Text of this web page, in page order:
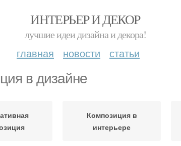
ИНТЕРЬЕР И ДЕКОР
лучшие идеи дизайна и декора!
главная новости статьи
в дизайне
Композиция в
интерьере